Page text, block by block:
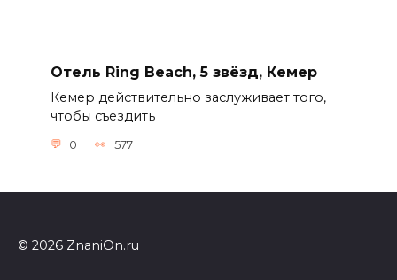
Отель Ring Beach, 5 звёзд, Кемер
Кемер действительно заслуживает того,
чтобы съездить
0 577
© 2026 ZnaniOn.ru